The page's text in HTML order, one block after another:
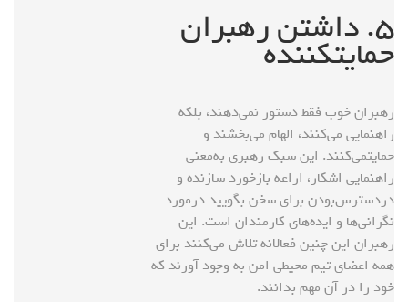
۵. داشتن رهبران
حمایتکننده
رهبران خوب فقط دستور نمی‌دهند، بلکه
راهنمایی می‌کنند، الهام می‌بخشند و
حمایتمی‌کنند. این سبک رهبری به‌معنی
راهنمایی اشکار، اراعه بازخورد سازنده و
دردسترس‌بودن برای سخن بگویید درمورد
نگرانی‌ها و ایده‌های کارمندان است. این
رهبران این چنین فعالانه تلاش می‌کنند برای
همه اعضای تیم محیطی امن به‌ وجود آورند که
خود را در آن مهم بدانند.